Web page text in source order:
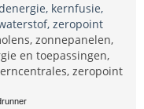
kernfusie,
zeropoint
zonnepanelen,
en toepassingen,
zeropoint